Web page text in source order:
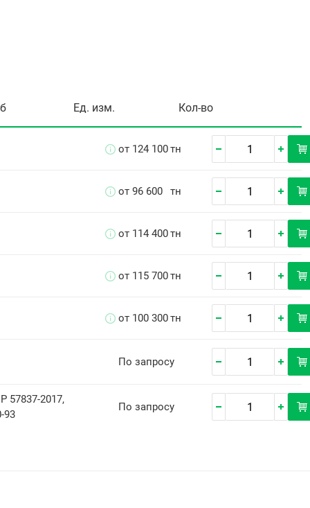
Ед. изм. Кол-во
от 124 100тн
от 96 600 тн
от 114 400тн
от 115 700тн
от 100 300тн
По запросу
57837-2017,
93
По запросу